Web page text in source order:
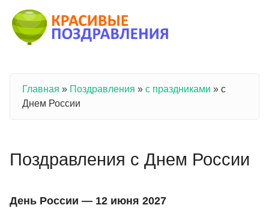
Вы здесь
Главная » Поздравления » с праздниками » с
Днем России
Поздравления с Днем России
День России — 12 июня 2027